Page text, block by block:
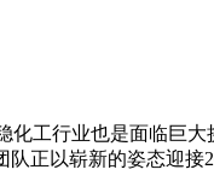
工行业也是面临巨
正以崭新的姿态迎接